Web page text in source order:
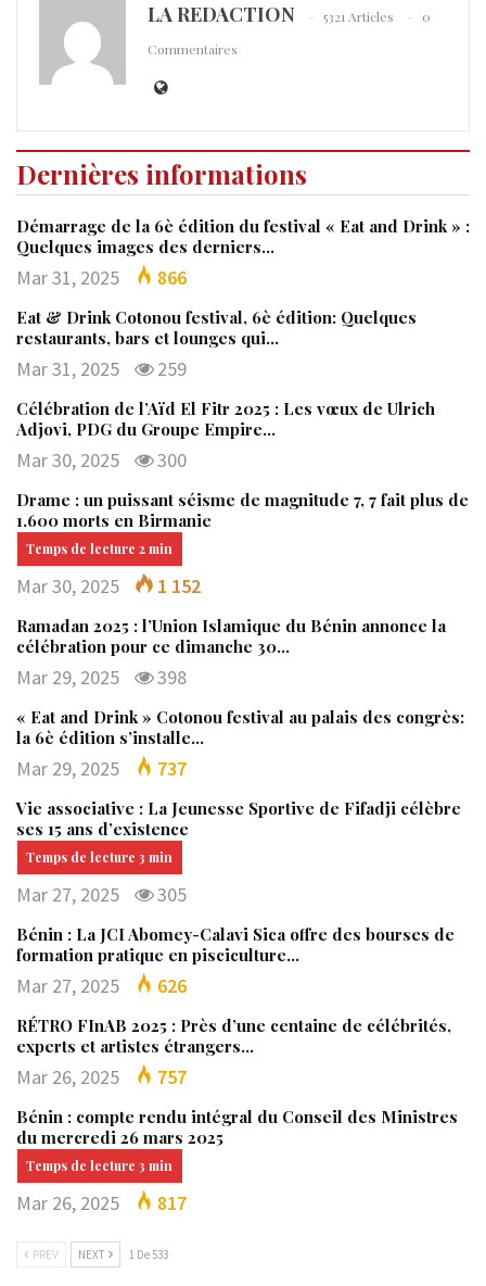
LA REDACTION 5321 Articles
0
Commentaires
Dernières informations
Démarrage de la 6è édition du festival « Eat and Drink » :
Quelques images des derniers…
Mar 31, 2025 866
Eat & Drink Cotonou festival, 6è édition: Quelques
restaurants, bars et lounges qui…
Mar 31, 2025 259
Célébration de l’Aïd El Fitr 2025 : Les vœux de Ulrich
Adjovi, PDG du Groupe Empire…
Mar 30, 2025 300
Drame : un puissant séisme de magnitude 7, 7 fait plus de
1.600 morts en Birmanie
Mar 30, 2025 1 152
Ramadan 2025 : l’Union Islamique du Bénin annonce la
célébration pour ce dimanche 30…
Mar 29, 2025 398
« Eat and Drink » Cotonou festival au palais des congrès:
la 6è édition s’installe…
Mar 29, 2025 737
Vie associative : La Jeunesse Sportive de Fifadji célèbre
ses 15 ans d’existence
Mar 27, 2025 305
Bénin : La JCI Abomey-Calavi Sica offre des bourses de
formation pratique en pisciculture…
Mar 27, 2025 626
RÉTRO FInAB 2025 : Près d’une centaine de célébrités,
experts et artistes étrangers…
Mar 26, 2025 757
Bénin : compte rendu intégral du Conseil des Ministres
du mercredi 26 mars 2025
Mar 26, 2025 817
PREV NEXT 1 De 533